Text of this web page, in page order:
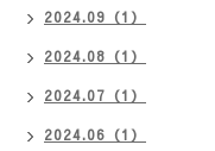
2024.09（1）
2024.08（1）
2024.07（1）
2024.06（1）